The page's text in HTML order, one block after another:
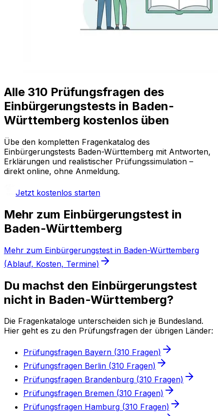
Alle 310 Prüfungsfragen des
Einbürgerungstests in Baden-
Württemberg kostenlos üben
Übe den kompletten Fragenkatalog des
Einbürgerungstests Baden-Württemberg mit Antworten,
Erklärungen und realistischer Prüfungssimulation –
direkt online, ohne Anmeldung.
Jetzt kostenlos starten
Mehr zum Einbürgerungstest in
Baden-Württemberg
Mehr zum Einbürgerungstest in Baden-Württemberg
(Ablauf, Kosten, Termine)
Du machst den Einbürgerungstest
nicht in Baden-Württemberg?
Die Fragenkataloge unterscheiden sich je Bundesland.
Hier geht es zu den Prüfungsfragen der übrigen Länder:
Prüfungsfragen Bayern (310 Fragen)
Prüfungsfragen Berlin (310 Fragen)
Prüfungsfragen Brandenburg (310 Fragen)
Prüfungsfragen Bremen (310 Fragen)
Prüfungsfragen Hamburg (310 Fragen)